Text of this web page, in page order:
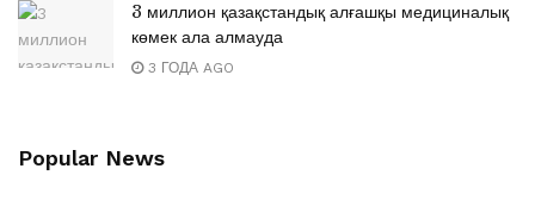
3 миллион қазақстандық алғашқы медициналық
көмек ала алмауда
3 ГОДА AGO
Popular News